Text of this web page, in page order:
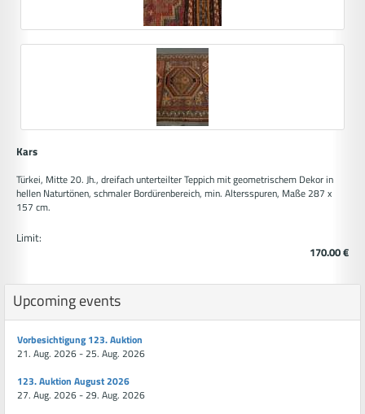
Kars
Türkei, Mitte 20. Jh., dreifach unterteilter Teppich mit geometrischem Dekor in
hellen Naturtönen, schmaler Bordürenbereich, min. Altersspuren, Maße 287 x
157 cm.
Limit:
170.00 €
Upcoming events
Vorbesichtigung 123. Auktion
21. Aug. 2026 - 25. Aug. 2026
123. Auktion August 2026
27. Aug. 2026 - 29. Aug. 2026